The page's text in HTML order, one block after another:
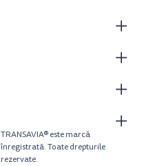
TRANSAVIA® este marcă
înregistrată. Toate drepturile
rezervate.